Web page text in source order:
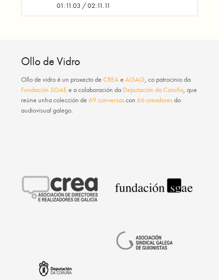
01:11.03 / 02:11.11
Ollo de Vidro
Ollo de vidroé un proxecto deCREA eAGAG , co patrocinio da
Fundación SGAE e a colaboración da Deputación da Coruña , que
reúne unha colección de69 conversascon66 creadoresdo
audiovisual galego.